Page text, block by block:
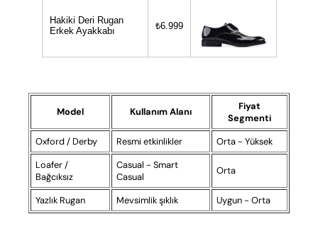
Hakiki Deri Rugan
Erkek Ayakkabı
₺6.999
Model Kullanım Alanı
Fiyat
Segmenti
Oxford / Derby
Resmi etkinlikler
Orta - Yüksek
Loafer /
Bağcıksız
Casual - Smart
Casual
Orta
Yazlık Rugan Mevsimlik şıklık Uygun - Orta